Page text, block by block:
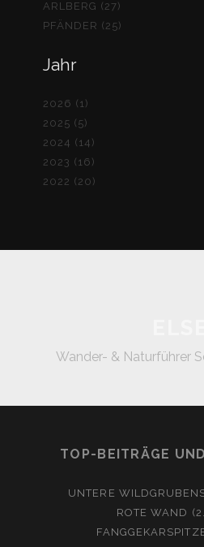
ARLBERG (27)
PFÄNDER (25)
Jahr
2026 (1)
2025 (5)
2024 (14)
2023 (16)
2022 (20)
Wander- & Naturführer
TOP-BEITRÄGE
UNTERE
ROTE WAND